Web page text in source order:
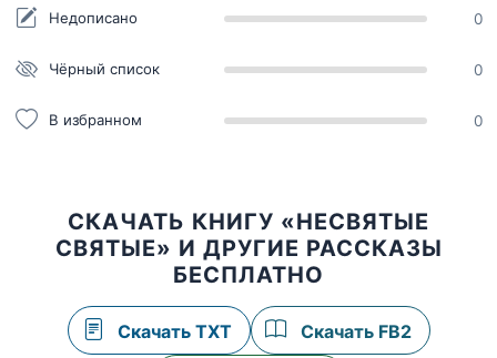
Недописано 0
Чёрный список 0
В избранном 0
СКАЧАТЬ КНИГУ «НЕСВЯТЫЕ
СВЯТЫЕ» И ДРУГИЕ РАССКАЗЫ
БЕСПЛАТНО
Скачать TXT Скачать FB2